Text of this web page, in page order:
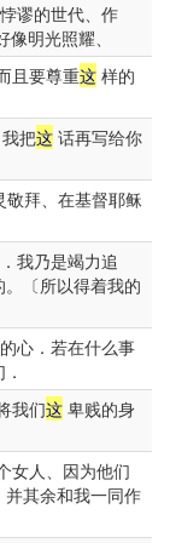
谬的世代、作
明光照耀、
且要尊重这 样的
把这 话再写给你
拜、在基督耶稣
我乃是竭力追
〔所以得着我的
心．若在什么事
我们这 卑贱的身
女人、因为他们
其余和我一同作